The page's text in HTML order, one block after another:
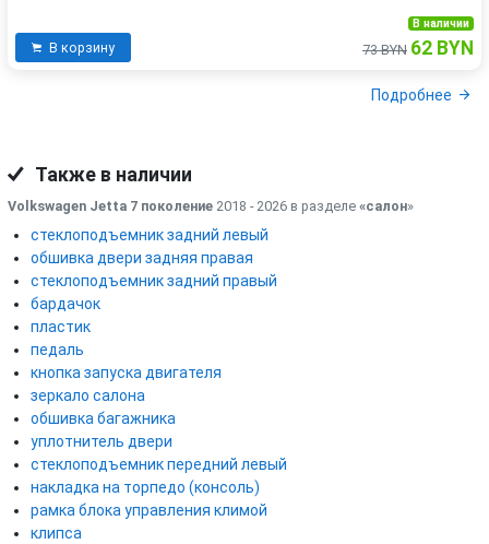
В корзину
В наличии
73 BYN 62 BYN
Подробнее
Также в наличии
Volkswagen Jetta 7 поколение 2018 - 2026 в разделе «салон»
стеклоподъемник задний левый
обшивка двери задняя правая
стеклоподъемник задний правый
бардачок
пластик
педаль
кнопка запуска двигателя
зеркало салона
обшивка багажника
уплотнитель двери
стеклоподъемник передний левый
накладка на торпедо (консоль)
рамка блока управления климой
клипса